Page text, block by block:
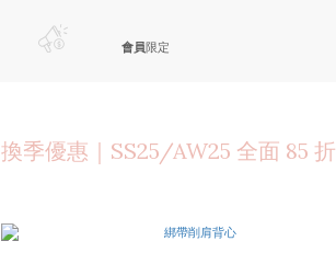
會員限定
換季優惠｜SS25/AW25 全面 85 折